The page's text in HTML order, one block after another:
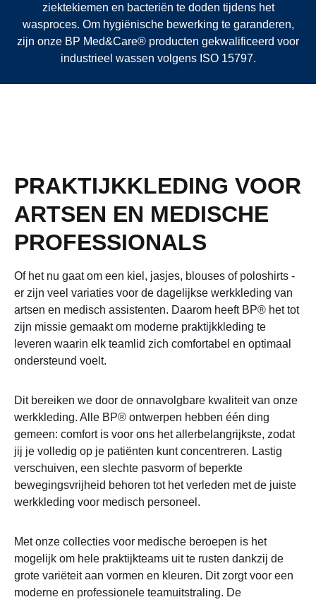
ziektekiemen en bacteriën te doden tijdens het
wasproces. Om hygiënische bewerking te garanderen,
zijn onze BP Med&Care® producten gekwalificeerd voor
industrieel wassen volgens ISO 15797.
PRAKTIJKKLEDING VOOR
ARTSEN EN MEDISCHE
PROFESSIONALS
Of het nu gaat om een kiel, jasjes, blouses of poloshirts -
er zijn veel variaties voor de dagelijkse werkkleding van
artsen en medisch assistenten. Daarom heeft BP® het tot
zijn missie gemaakt om moderne praktijkkleding te
leveren waarin elk teamlid zich comfortabel en optimaal
ondersteund voelt.
Dit bereiken we door de onnavolgbare kwaliteit van onze
werkkleding. Alle BP® ontwerpen hebben één ding
gemeen: comfort is voor ons het allerbelangrijkste, zodat
jij je volledig op je patiënten kunt concentreren. Lastig
verschuiven, een slechte pasvorm of beperkte
bewegingsvrijheid behoren tot het verleden met de juiste
werkkleding voor medisch personeel.
Met onze collecties voor medische beroepen is het
mogelijk om hele praktijkteams uit te rusten dankzij de
grote variëteit aan vormen en kleuren. Dit zorgt voor een
moderne en professionele teamuitstraling. De